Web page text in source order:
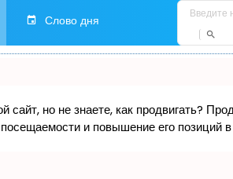
Слово дня
сайт, но не знаете, как продвигать?
и повышение его позиций